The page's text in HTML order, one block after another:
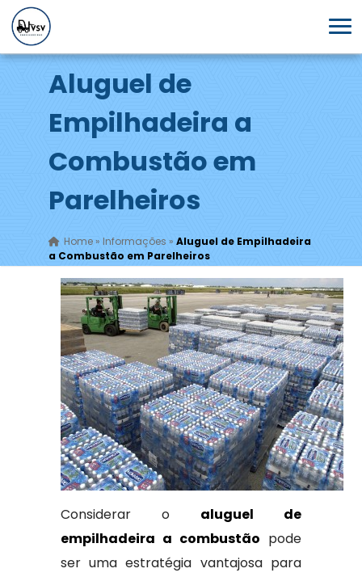
Aluguel de
Empilhadeira a
Combustão em
Parelheiros
Home» Informações » Aluguel de Empilhadeira
a Combustão em Parelheiros
Considerar o aluguel de
empilhadeira a combustão pode
ser uma estratégia vantajosa para